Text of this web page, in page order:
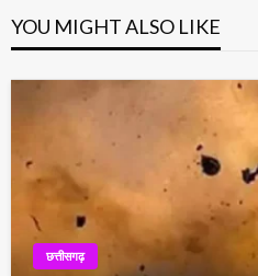
YOU MIGHT ALSO LIKE
छत्तीसगढ़